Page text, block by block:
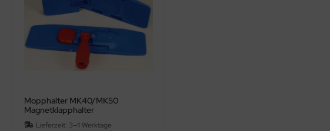
Mopphalter MK40/MK50
Magnetklapphalter
Lieferzeit: 3-4 Werktage